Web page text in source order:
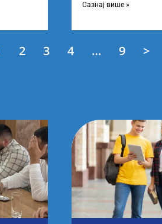
Сазнај више »
2 3 4 … 9 >